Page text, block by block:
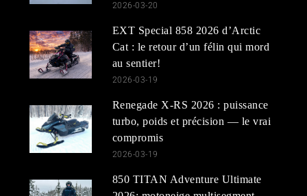
2026-03-20
EXT Special 858 2026 d’Arctic
Cat : le retour d’un félin qui mord
au sentier!
2026-03-19
Renegade X-RS 2026 : puissance
turbo, poids et précision — le vrai
compromis
2026-03-19
850 TITAN Adventure Ultimate